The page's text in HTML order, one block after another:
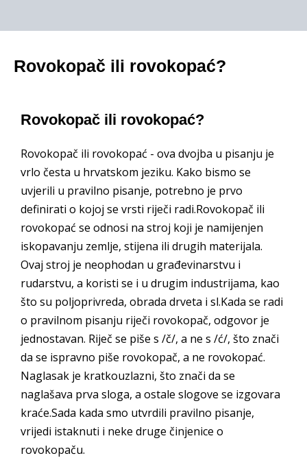
Rovokopač ili rovokopać?
Rovokopač ili rovokopać?
Rovokopač ili rovokopać - ova dvojba u pisanju je
vrlo česta u hrvatskom jeziku. Kako bismo se
uvjerili u pravilno pisanje, potrebno je prvo
definirati o kojoj se vrsti riječi radi.Rovokopač ili
rovokopać se odnosi na stroj koji je namijenjen
iskopavanju zemlje, stijena ili drugih materijala.
Ovaj stroj je neophodan u građevinarstvu i
rudarstvu, a koristi se i u drugim industrijama, kao
što su poljoprivreda, obrada drveta i sl.Kada se radi
o pravilnom pisanju riječi rovokopač, odgovor je
jednostavan. Riječ se piše s /č/, a ne s /ć/, što znači
da se ispravno piše rovokopač, a ne rovokopać.
Naglasak je kratkouzlazni, što znači da se
naglašava prva sloga, a ostale slogove se izgovara
kraće.Sada kada smo utvrdili pravilno pisanje,
vrijedi istaknuti i neke druge činjenice o
rovokopaču.